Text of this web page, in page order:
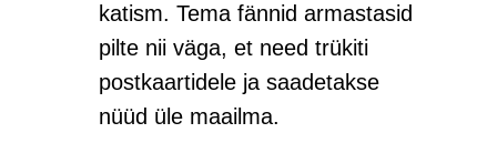
katism. Tema fännid armastasid
pilte nii väga, et need trükiti
postkaartidele ja saadetakse
nüüd üle maailma.